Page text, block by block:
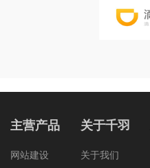
主营产品
网站建设
关于千羽
关于我们